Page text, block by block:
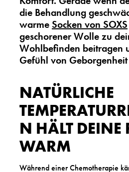
die Behandlung
warmeSocken von SOXS
geschorener Wolle zu
Wohlbefinden beitragen
Gefühl von Geborgenheit
NATÜRLICHE
N HÄLT DEINE
ARM
Während einer Chemotherapie